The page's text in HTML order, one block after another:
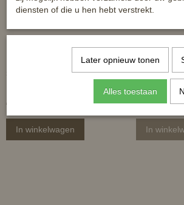
HB Little Size hooinet -
€ 7,95
In winkelwagen
NAF
snel je
schoon!
€ 18,95
In
diensten of die u hen hebt verstrekt.
Later opnieuw tonen
Alles toestaan